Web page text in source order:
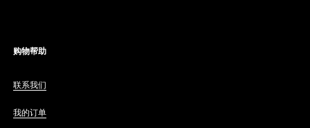
购物帮助
联系我们
我的订单